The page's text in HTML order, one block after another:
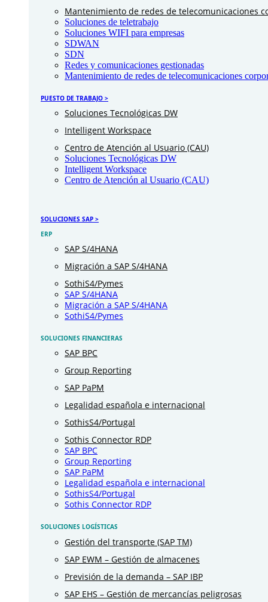
Mantenimiento de redes de telecomunicaciones
Soluciones de teletrabajo
Soluciones WIFI para empresas
SDWAN
SDN
Redes y comunicaciones gestionadas
Mantenimiento de redes de telecomunicaciones
PUESTO DE TRABAJO >
Soluciones Tecnológicas DW
Intelligent Workspace
Centro de Atención al Usuario (CAU)
Soluciones Tecnológicas DW
Intelligent Workspace
Centro de Atención al Usuario (CAU)
SOLUCIONES SAP >
ERP
SAP S/4HANA
Migración a SAP S/4HANA
SothiS4/Pymes
SAP S/4HANA
Migración a SAP S/4HANA
SothiS4/Pymes
SOLUCIONES FINANCIERAS
SAP BPC
Group Reporting
SAP PaPM
Legalidad española e internacional
SothisS4/Portugal
Sothis Connector RDP
SAP BPC
Group Reporting
SAP PaPM
Legalidad española e internacional
SothisS4/Portugal
Sothis Connector RDP
SOLUCIONES LOGÍSTICAS
Gestión del transporte (SAP TM)
SAP EWM – Gestión de almacenes
Previsión de la demanda – SAP IBP
SAP EHS – Gestión de mercancías peligrosas